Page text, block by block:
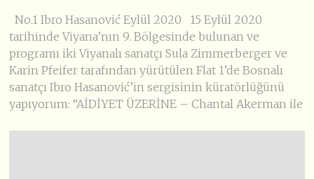
No.1 Ibro Hasanović Eylül 2020 15 Eylül 2020
tarihinde Viyana’nın 9. Bölgesinde bulunan ve
programı iki Viyanalı sanatçı Sula Zimmerberger ve
Karin Pfeifer tarafından yürütülen Flat 1’de Bosnalı
sanatçı Ibro Hasanović’in sergisinin küratörlüğünü
yapıyorum: “AİDİYET ÜZERİNE – Chantal Akerman ile